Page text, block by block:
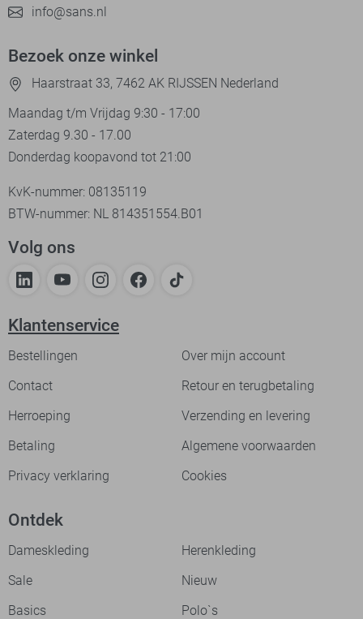
info@sans.nl
Bezoek onze winkel
Haarstraat 33, 7462 AK RIJSSEN Nederland
Maandag t/m Vrijdag 9:30 - 17:00
Zaterdag 9.30 - 17.00
Donderdag koopavond tot 21:00
KvK-nummer: 08135119
BTW-nummer: NL 814351554.B01
Volg ons
Klantenservice
Bestellingen
Over mijn account
Contact
Retour en terugbetaling
Herroeping
Verzending en levering
Betaling
Algemene voorwaarden
Privacy verklaring
Cookies
Ontdek
Dameskleding
Herenkleding
Sale
Nieuw
Basics
Polo`s